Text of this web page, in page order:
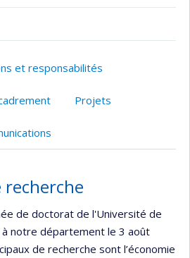
et responsabilités
Projets
recherche
de doctorat de l'Université de
notre département le 3 août
de recherche sont l’économie